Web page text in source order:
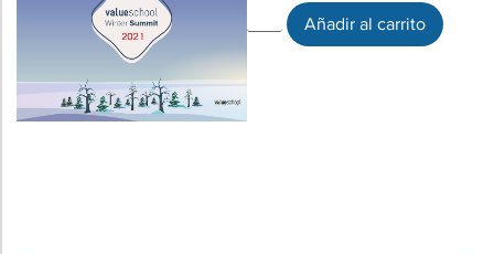
Añadir al carrito